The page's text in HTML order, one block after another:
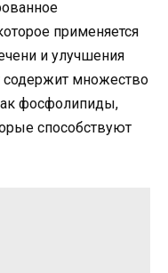
применяется
и улучшения
содержит множество
фосфолипиды,
способствуют